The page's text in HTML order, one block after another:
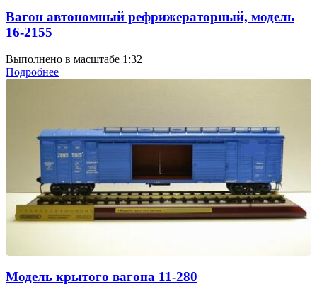
Вагон автономный рефрижераторный, модель
16-2155
Выполнено в масштабе 1:32
Подробнее
Модель крытого вагона 11-280